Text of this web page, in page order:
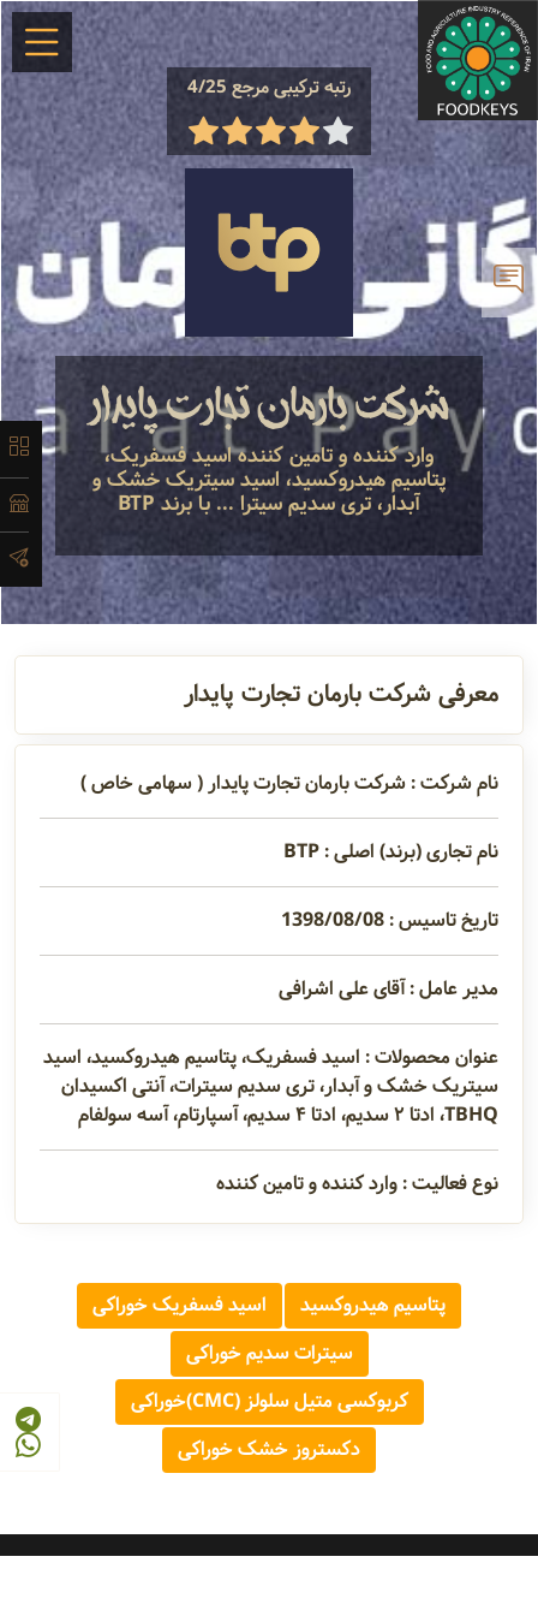
رتبه ترکیبی مرجع 4/25
شرکت بارمان تجارت پایدار
وارد کننده و تامین کننده اسید فسفریک،
پتاسیم هیدروکسید، اسید سیتریک خشک و
آبدار، تری سدیم سیترا ... با برند BTP
×
معرفی
لیست
محصولات
آدرس و
اطلاعات
تماس
مدیران و
مسئولین
گالری
سابقه
شرکت
معرفی شرکت بارمان تجارت پایدار
نام شرکت : شرکت بارمان تجارت پایدار ( سهامی خاص )
نام تجاری (برند) اصلی : BTP
تاریخ تاسیس : 1398/08/08
مدیر عامل : آقای علی اشرافی
عنوان محصولات : اسید فسفریک، پتاسیم هیدروکسید، اسید
سیتریک خشک و آبدار، تری سدیم سیترات، آنتی اکسیدان
TBHQ، ادتا ۲ سدیم،‌ ادتا ۴ سدیم، آسپارتام، آسه سولفام
نوع فعالیت : وارد کننده و تامین کننده
پتاسیم هیدروکسید
اسید فسفریک خوراکی
سیترات سدیم خوراکی
کربوکسی متیل سلولز (CMC)خوراکی
دکستروز خشک خوراکی